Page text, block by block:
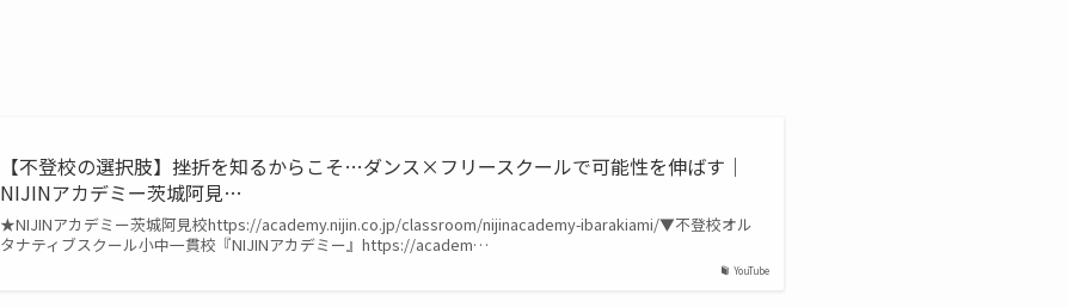
YouTube
【不登校の選択肢】挫折を知るからこそ…ダンス×フリースクールで可能性を伸ばす｜
NIJINアカデミー茨城阿見…
★NIJINアカデミー茨城阿見校https://academy.nijin.co.jp/classroom/nijinacademy-ibarakiami/▼不登校オル
タナティブスクール小中一貫校『NIJINアカデミー』https://academ…